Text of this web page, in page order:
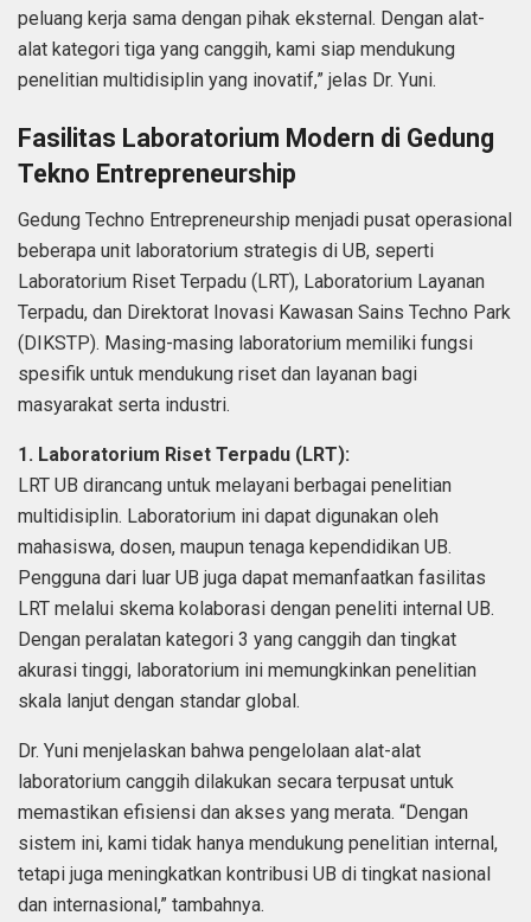
peluang kerja sama dengan pihak eksternal. Dengan alat-
alat kategori tiga yang canggih, kami siap mendukung
penelitian multidisiplin yang inovatif,” jelas Dr. Yuni.
Fasilitas Laboratorium Modern di Gedung
Tekno Entrepreneurship
Gedung Techno Entrepreneurship menjadi pusat operasional
beberapa unit laboratorium strategis di UB, seperti
Laboratorium Riset Terpadu (LRT), Laboratorium Layanan
Terpadu, dan Direktorat Inovasi Kawasan Sains Techno Park
(DIKSTP). Masing-masing laboratorium memiliki fungsi
spesifik untuk mendukung riset dan layanan bagi
masyarakat serta industri.
1. Laboratorium Riset Terpadu (LRT):
LRT UB dirancang untuk melayani berbagai penelitian
multidisiplin. Laboratorium ini dapat digunakan oleh
mahasiswa, dosen, maupun tenaga kependidikan UB.
Pengguna dari luar UB juga dapat memanfaatkan fasilitas
LRT melalui skema kolaborasi dengan peneliti internal UB.
Dengan peralatan kategori 3 yang canggih dan tingkat
akurasi tinggi, laboratorium ini memungkinkan penelitian
skala lanjut dengan standar global.
Dr. Yuni menjelaskan bahwa pengelolaan alat-alat
laboratorium canggih dilakukan secara terpusat untuk
memastikan efisiensi dan akses yang merata. “Dengan
sistem ini, kami tidak hanya mendukung penelitian internal,
tetapi juga meningkatkan kontribusi UB di tingkat nasional
dan internasional,” tambahnya.